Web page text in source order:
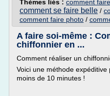
Thèmes liés : comment
comment se faire belle /
comment faire photo /
A faire soi-même :
chiffonnier en ...
Comment réaliser un
Voici une méthode
moins de 10 minutes !